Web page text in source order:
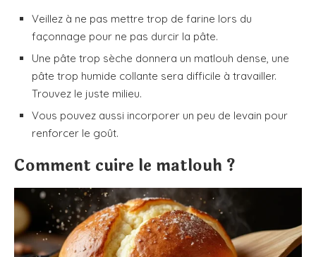
Veillez à ne pas mettre trop de farine lors du
façonnage pour ne pas durcir la pâte.
Une pâte trop sèche donnera un matlouh dense, une
pâte trop humide collante sera difficile à travailler.
Trouvez le juste milieu.
Vous pouvez aussi incorporer un peu de levain pour
renforcer le goût.
Comment cuire le matlouh ?